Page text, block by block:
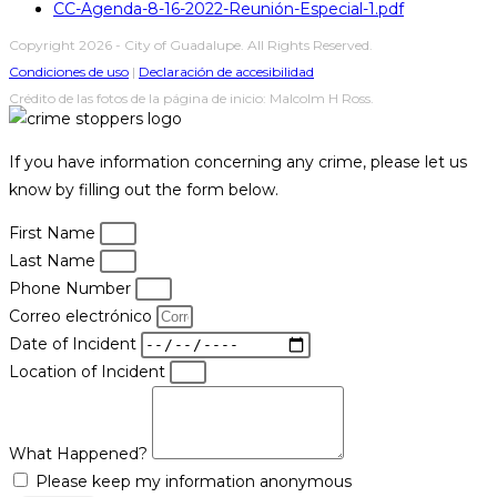
CC-Agenda-8-16-2022-Reunión-Especial-1.pdf
Copyright 2026 - City of Guadalupe. All Rights Reserved.
Condiciones de uso | Declaración de accesibilidad
Crédito de las fotos de la página de inicio: Malcolm H Ross.
If you have information concerning any crime, please let us
know by filling out the form below.
First Name
Last Name
Phone Number
Correo electrónico
Date of Incident
Location of Incident
What Happened?
Please keep my information anonymous